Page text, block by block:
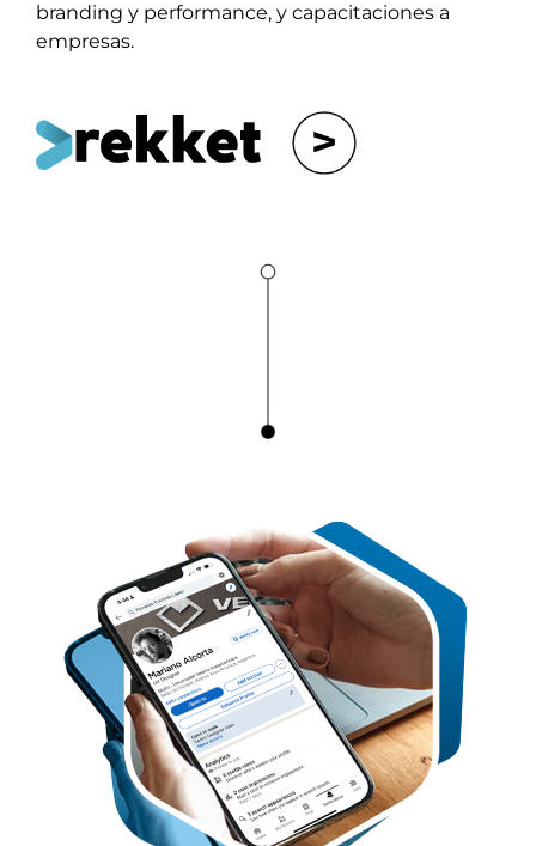
branding y performance, y capacitaciones a
empresas.